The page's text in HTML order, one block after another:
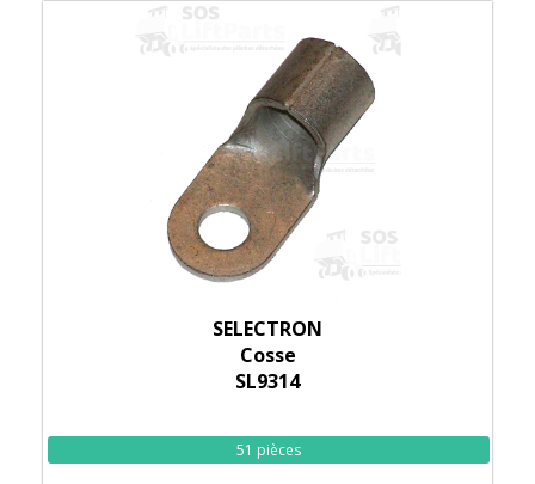
SELECTRON
Cosse
SL9314
51 pièces